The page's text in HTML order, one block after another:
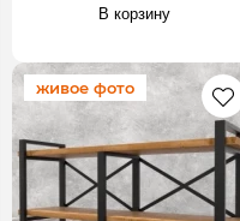
В корзину
живое фото